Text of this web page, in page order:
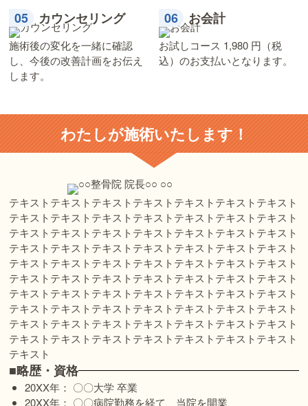
カウンセリング
施術後の変化を一緒に確認
し、今後の改善計画をお伝え
します。
お会計
お試しコース 1,980 円（税
込）のお支払いとなります。
わたしが施術いたします！
テキストテキストテキストテキストテキストテキストテキスト
テキストテキストテキストテキストテキストテキストテキスト
テキストテキストテキストテキストテキストテキストテキスト
テキストテキストテキストテキストテキストテキストテキスト
テキストテキストテキストテキストテキストテキストテキスト
テキストテキストテキストテキストテキストテキストテキスト
テキストテキストテキストテキストテキストテキストテキスト
テキストテキストテキストテキストテキストテキストテキスト
テキストテキストテキストテキストテキストテキストテキスト
テキストテキストテキストテキストテキストテキストテキスト
テキスト
■略歴・資格
20XX年： 〇〇大学 卒業
20XX年： 〇〇病院勤務を経て、当院を開業